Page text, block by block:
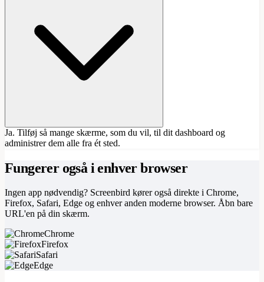
Ja. Tilføj så mange skærme, som du vil, til dit dashboard og
administrer dem alle fra ét sted.
Fungerer også i enhver browser
Ingen app nødvendig? Screenbird kører også direkte i Chrome,
Firefox, Safari, Edge og enhver anden moderne browser. Åbn bare
URL'en på din skærm.
Chrome
Firefox
Safari
Edge